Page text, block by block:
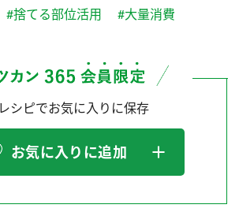
おすしの素
の素 米飯用調味液
Fibee
ミツカンミュージアム）
ター
ました
内
#捨てる部位活用
#大量消費
シピでお気に入りに保存
お気に入りに追加